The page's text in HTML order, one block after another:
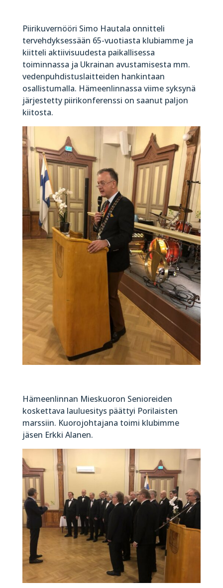
Piirikuvernööri Simo Hautala onnitteli
tervehdyksessään 65-vuotiasta klubiamme ja
kiitteli aktiivisuudesta paikallisessa
toiminnassa ja Ukrainan avustamisesta mm.
vedenpuhdistuslaitteiden hankintaan
osallistumalla. Hämeenlinnassa viime syksynä
järjestetty piirikonferenssi on saanut paljon
kiitosta.
Hämeenlinnan Mieskuoron Senioreiden
koskettava lauluesitys päättyi Porilaisten
marssiin. Kuorojohtajana toimi klubimme
jäsen Erkki Alanen.